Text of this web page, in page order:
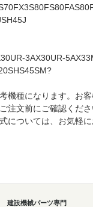
3AX30UR-
機種になります。お
注文前にご確認くださ
については、お気軽
建設機械パーツ専門